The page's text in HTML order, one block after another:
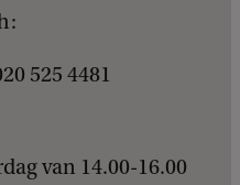
525 4481
van 14.00-16.00